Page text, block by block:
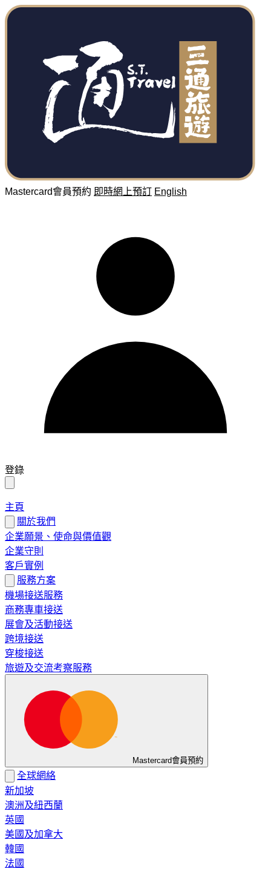
Mastercard會員預約 即時網上預訂 English
登錄
主頁
關於我們
企業願景、使命與價值觀
企業守則
客戶實例
服務方案
機場接送服務
商務專車接送
展會及活動接送
跨境接送
穿梭接送
旅遊及交流考察服務
Mastercard會員預約
全球網絡
新加坡
澳洲及紐西蘭
英國
美國及加拿大
韓國
法國